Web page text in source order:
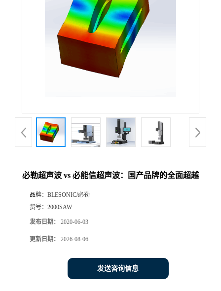
必勒超声波 vs 必能信超声波：国产品牌的全面超越
品牌： BLESONIC/必勒
货号： 2000SAW
发布日期： 2020-06-03
更新日期： 2026-08-06
发送咨询信息